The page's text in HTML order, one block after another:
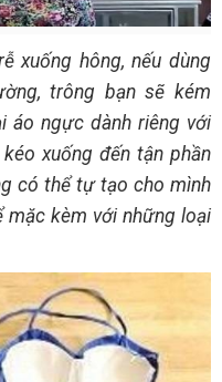
xuống hông, nếu dùng
trông bạn sẽ kém
áo ngực dành riêng với
xuống đến tận phần
có thể tự tạo cho mình
kèm với những loại